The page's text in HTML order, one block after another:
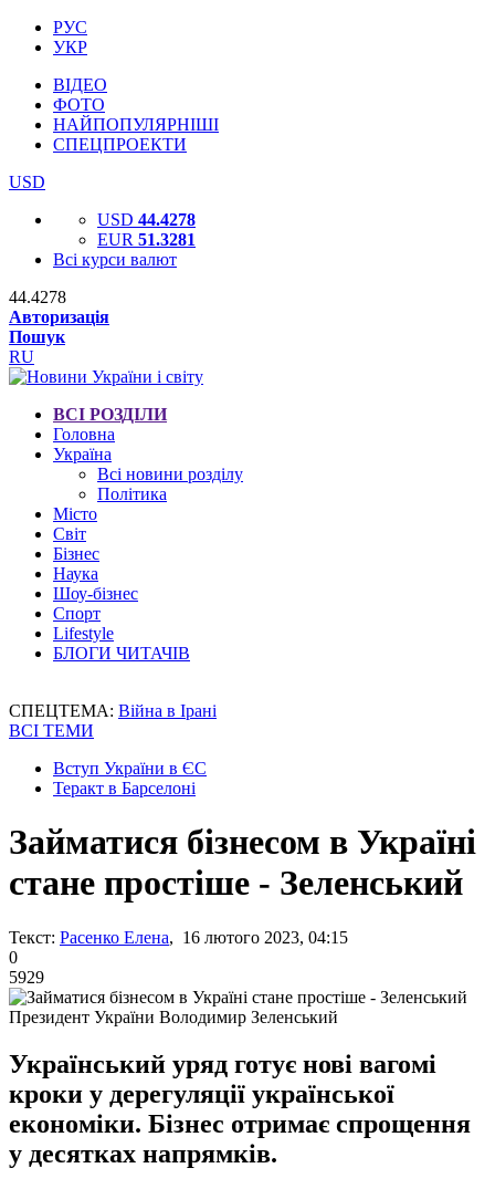
РУС
УКР
ВІДЕО
ФОТО
НАЙПОПУЛЯРНІШІ
СПЕЦПРОЕКТИ
USD
USD 44.4278
EUR 51.3281
Всі курси валют
44.4278
Авторизація
Пошук
RU
ВСІ РОЗДІЛИ
Головна
Україна
Всі новини розділу
Політика
Місто
Світ
Бізнес
Наука
Шоу-бізнес
Спорт
Lifestyle
БЛОГИ ЧИТАЧІВ
СПЕЦТЕМА: Війна в Ірані
ВСІ ТЕМИ
Вступ України в ЄС
Теракт в Барселоні
Займатися бізнесом в Україні
стане простіше - Зеленський
Текст: Расенко Елена, 16 лютого 2023, 04:15
0
5929
Президент України Володимир Зеленський
Український уряд готує нові вагомі
кроки у дерегуляції української
економіки. Бізнес отримає спрощення
у десятках напрямків.